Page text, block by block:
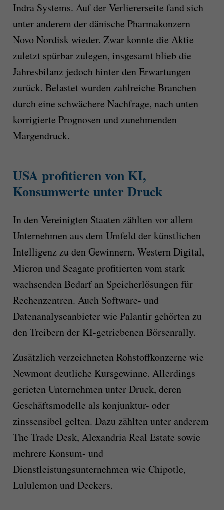
Indra Systems. Auf der Verliererseite fand sich
unter anderem der dänische Pharmakonzern
Novo Nordisk wieder. Zwar konnte die Aktie
zuletzt spürbar zulegen, insgesamt blieb die
Jahresbilanz jedoch hinter den Erwartungen
zurück. Belastet wurden zahlreiche Branchen
durch eine schwächere Nachfrage, nach unten
korrigierte Prognosen und zunehmenden
Margendruck.
USA profitieren von KI,
Konsumwerte unter Druck
In den Vereinigten Staaten zählten vor allem
Unternehmen aus dem Umfeld der künstlichen
Intelligenz zu den Gewinnern. Western Digital,
Micron und Seagate profitierten vom stark
wachsenden Bedarf an Speicherlösungen für
Rechenzentren. Auch Software- und
Datenanalyseanbieter wie Palantir gehörten zu
den Treibern der KI-getriebenen Börsenrally.
Zusätzlich verzeichneten Rohstoffkonzerne wie
Newmont deutliche Kursgewinne. Allerdings
gerieten Unternehmen unter Druck, deren
Geschäftsmodelle als konjunktur- oder
zinssensibel gelten. Dazu zählten unter anderem
The Trade Desk, Alexandria Real Estate sowie
mehrere Konsum- und
Dienstleistungsunternehmen wie Chipotle,
Lululemon und Deckers.